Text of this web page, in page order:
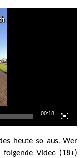
00:18
heute so aus. Wer
Video (18+)